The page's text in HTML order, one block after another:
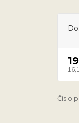
Číslo